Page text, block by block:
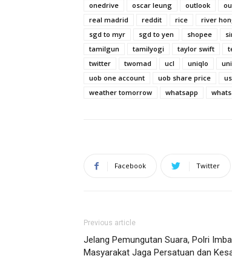
onedrive
oscar leung outlook
real madrid
reddit rice river
sgd to myr
sgd to yen shopee
tamilgun
tamilyogi taylor swift
twitter
twomad ucl uniqlo
uob one account
uob share price
weather tomorrow
whatsapp
Facebook Twitter
Previous article
Jelang Pemungutan Suara, Polri
Masyarakat Jaga Persatuan dan